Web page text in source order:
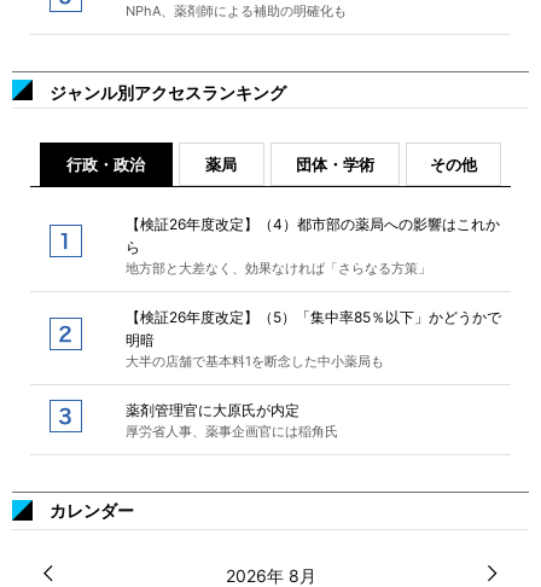
NPhA、薬剤師による補助の明確化も
ジャンル別アクセスランキング
行政・政治 薬局 団体・学術 その他
【検証26年度改定】（4）都市部の薬局への影響はこれか
ら
地方部と大差なく、効果なければ「さらなる方策」
【検証26年度改定】（5）「集中率85％以下」かどうかで
明暗
大半の店舗で基本料1を断念した中小薬局も
薬剤管理官に大原氏が内定
厚労省人事、薬事企画官には稲角氏
カレンダー
2026年 8月